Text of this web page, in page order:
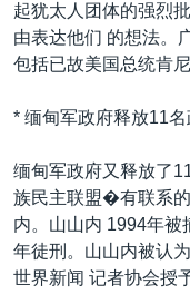
起犹太人团体的强烈
由表达他们 的想法。
包括已故美国总统肯
* 缅甸军政府释放11
缅甸军政府又释放了
族民主联盟�有联系
内。山山内 1994年被
年徒刑。山山内被认
世界新闻 记者协会授